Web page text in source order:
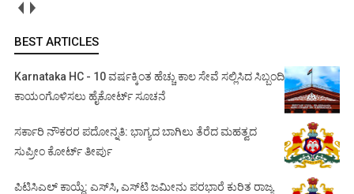
BEST ARTICLES
Karnataka HC - 10 ವರ್ಷಕ್ಕಿಂತ ಹೆಚ್ಚು ಕಾಲ ಸೇವೆ ಸಲ್ಲಿಸಿದ ಸಿಬ್ಬಂದಿ
ಕಾಯಂಗೊಳಿಸಲು ಹೈಕೋರ್ಟ್ ಸೂಚನೆ
ಸರ್ಕಾರಿ ನೌಕರರ ಪದೋನ್ನತಿ: ಭಾಗ್ಯದ ಬಾಗಿಲು ತೆರೆದ ಮಹತ್ವದ
ಸುಪ್ರೀಂ ಕೋರ್ಟ್ ತೀರ್ಪು
ಪಿಟಿಸಿಎಲ್ ಕಾಯ್ದೆ: ಎಸ್‌ಸಿ, ಎಸ್‌ಟಿ ಜಮೀನು ಪರಭಾರೆ ಕುರಿತ ರಾಜ್ಯ